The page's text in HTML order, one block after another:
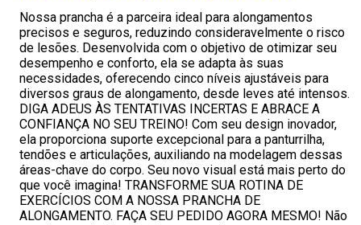
Nossa prancha é a parceira ideal para alongamentos
precisos e seguros, reduzindo consideravelmente o risco
de lesões. Desenvolvida com o objetivo de otimizar seu
desempenho e conforto, ela se adapta às suas
necessidades, oferecendo cinco níveis ajustáveis para
diversos graus de alongamento, desde leves até intensos.
DIGA ADEUS ÀS TENTATIVAS INCERTAS E ABRACE A
CONFIANÇA NO SEU TREINO! Com seu design inovador,
ela proporciona suporte excepcional para a panturrilha,
tendões e articulações, auxiliando na modelagem dessas
áreas-chave do corpo. Seu novo visual está mais perto do
que você imagina! TRANSFORME SUA ROTINA DE
EXERCÍCIOS COM A NOSSA PRANCHA DE
ALONGAMENTO. FAÇA SEU PEDIDO AGORA MESMO! Não